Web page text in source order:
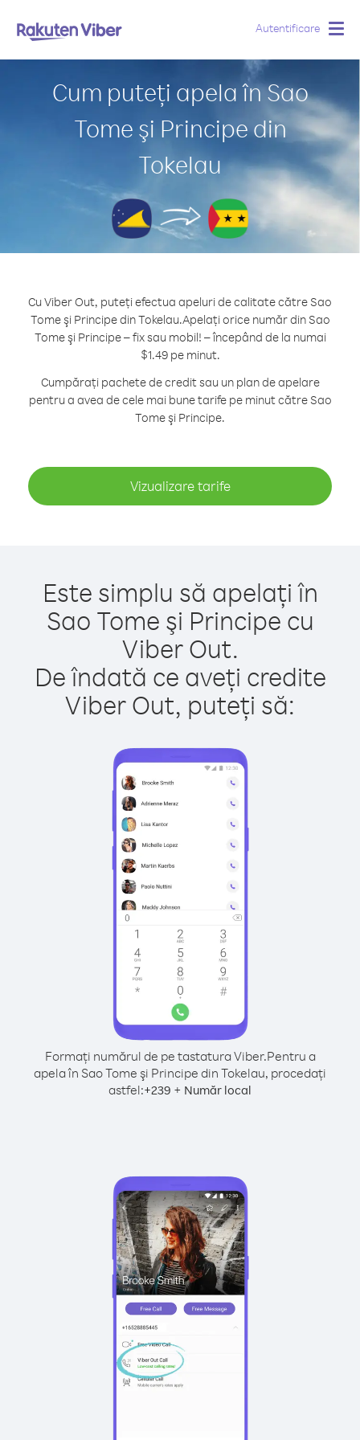
Autentificare
Cum puteți apela în Sao
Tome şi Principe din
Tokelau
Cu Viber Out, puteți efectua apeluri de calitate către Sao
Tome şi Principe din Tokelau.Apelați orice număr din Sao
Tome şi Principe – fix sau mobil! – începând de la numai
$1.49 pe minut.
Cumpărați pachete de credit sau un plan de apelare
pentru a avea de cele mai bune tarife pe minut către Sao
Tome şi Principe.
Vizualizare tarife
Este simplu să apelați în
Sao Tome şi Principe cu
Viber Out.
De îndată ce aveți credite
Viber Out, puteți să:
Formați numărul de pe tastatura Viber.Pentru a
apela în Sao Tome şi Principe din Tokelau, procedați
astfel:+239 + Număr local